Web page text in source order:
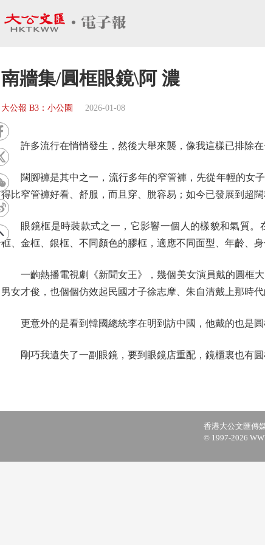
南牆集/圓框眼鏡\阿 濃
大公報 B3：小公園 2026-01-08
許多流行在悄悄發生，然後大舉來襲，像我這樣已排除在
闊腳褲是其中之一，流行多年的窄管褲，先從年輕的女
得比窄管褲好看、舒服，而且穿、脫容易；如今已發展到超闊
眼鏡框是時裝款式之一，它影響一個人的樣貌和氣質。
框、金框、銀框、不同顏色的膠框，適應不同面型、年齡、身
一齣熱播電視劇《新聞女王》，幾個美女演員戴的圓框大
男女才俊，也個個仿效起民國才子徐志摩、朱自清戴上那時
更意外的是看到韓國總統李在明到訪中國，他戴的也是圓
剛巧我遺失了一副眼鏡，要到眼鏡店重配，鏡櫃裏也有圓
香港大公文匯傳
© 1997-2026